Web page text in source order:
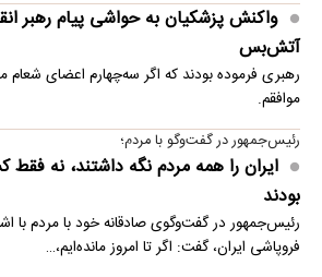
واکنش پزشکیان به حواشی پیام رهبر
آتش‌بس
رهبری فرموده بودند که اگر سه‌چهارم اعضای شعام
موافقم.
رئیس‌جمهور در گفت‌وگو با مردم؛
ایران را همه مردم نگه داشتند، نه فقط
بودند
رئیس‌جمهور در گفت‌وگوی صادقانه خود با مردم با
فروپاشی ایران، گفت: اگر تا امروز مانده‌ایم،…